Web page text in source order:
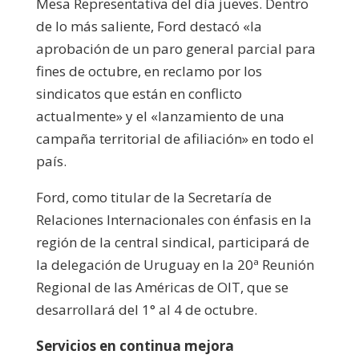
de lo más saliente, Ford destacó «la
aprobación de un paro general parcial para
fines de octubre, en reclamo por los
sindicatos que están en conflicto
actualmente» y el «lanzamiento de una
campaña territorial de afiliación» en todo el
país.
Ford, como titular de la Secretaría de
Relaciones Internacionales con énfasis en la
región de la central sindical, participará de
la delegación de Uruguay en la 20ª Reunión
Regional de las Américas de OIT, que se
desarrollará del 1° al 4 de octubre.
Servicios en continua mejora